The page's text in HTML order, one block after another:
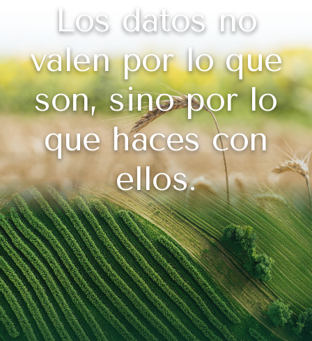
Los datos no
valen por lo que
son, sino por lo
que haces con
ellos.